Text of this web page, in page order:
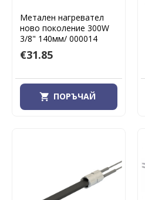
Метален нагревател
ново поколение 300W
3/8" 140мм/ 000014
€31.85
ПОРЪЧАЙ